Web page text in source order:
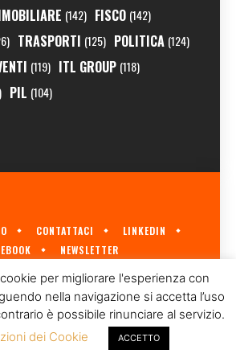
(142) FISCO (142)
TRASPORTI (125) POLITICA (124)
(119) ITL GROUP (118)
PIL (104)
CONTATTACI
LINKEDIN
NEWSLETTER
GIORNALE ITALIANO SULL'ECONOMIA UNGHERESE
DIITL GROUP© 2023
per migliorare l'esperienza con
nella navigazione si accetta l’uso
è possibile rinunciare al servizio.
dei Cookie
ACCETTO